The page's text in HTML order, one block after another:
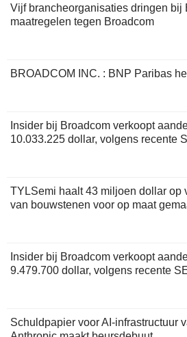
Vijf brancheorganisaties dringen bij
maatregelen tegen Broadcom
BROADCOM INC. : BNP Paribas
Insider bij Broadcom verkoopt
10.033.225 dollar, volgens recente
TYLSemi haalt 43 miljoen dollar op
van bouwstenen voor op maat
Insider bij Broadcom verkoopt
9.479.700 dollar, volgens recente
Schuldpapier voor AI-infrastructuur